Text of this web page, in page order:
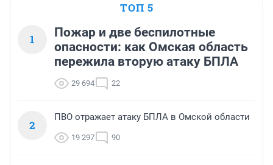
ТОП 5
1
Пожар и две беспилотные
опасности: как Омская область
пережила вторую атаку БПЛА
29 694 22
2
ПВО отражает атаку БПЛА в Омской области
19 297 90